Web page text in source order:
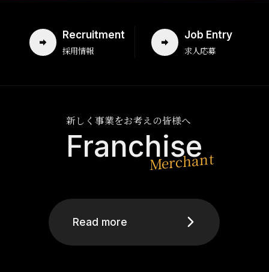
Recruitment
採用情報
Job Entry
求人応募
新しく事業をお考えの皆様へ
Franchise
Read more